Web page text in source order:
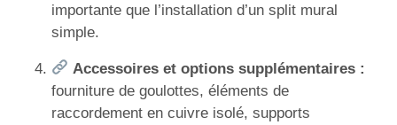
importante que l’installation d’un split mural
simple.
Accessoires et options supplémentaires :
fourniture de goulottes, éléments de
raccordement en cuivre isolé, supports